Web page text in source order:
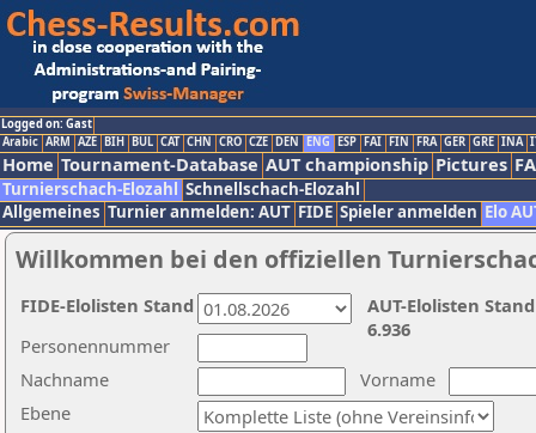
Logged on: Gast
Arabic ARM AZE BIH BUL CAT CHN CRO CZE DEN ENG ESP FAI FIN FRA GER GRE INA
Home Tournament-Database AUT championship Pictures
Turnierschach-Elozahl Schnellschach-Elozahl
Allgemeines Turnier anmelden: AUT FIDE Spieler anmelden Elo
Willkommen bei den offiziellen
Nachname
Vorname
Ebene
Personennummer
AUT-Elolisten
6.936
FIDE-Elolisten Stand